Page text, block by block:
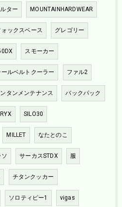
ター MOUNTAINHARDWEAR
ォックスベース グレゴリー
スモーカー
ールベルトクーラー ファル2
タンメンテナンス バックパック
SILO30
MILLET なたとのこ
ソ サーカスSTDX 服
チタンクッカー
ソロティピー1 vigas